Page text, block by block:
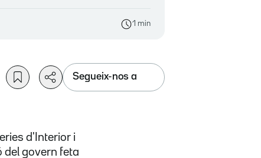
1 min
Segueix-nos a
d'Interior i
del govern feta